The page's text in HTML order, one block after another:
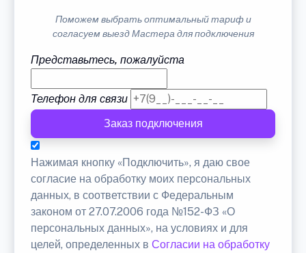
Поможем выбрать оптимальный тариф и
согласуем выезд Мастера для подключения
Представьтесь, пожалуйста
Телефон для связи
Заказ подключения
Нажимая кнопку «Подключить», я даю свое
согласие на обработку моих персональных
данных, в соответствии с Федеральным
законом от 27.07.2006 года №152-ФЗ «О
персональных данных», на условиях и для
целей, определенных в Согласии на обработку